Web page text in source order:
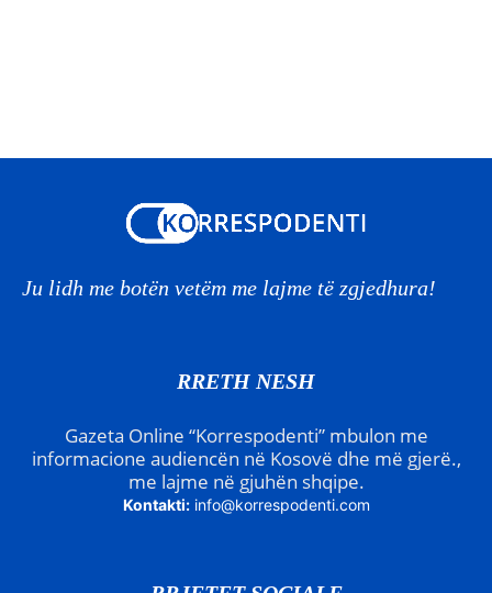
Ju lidh me botën vetëm me lajme të zgjedhura!
RRETH NESH
Gazeta Online “Korrespodenti” mbulon me
informacione audiencën në Kosovë dhe më gjerë.,
me lajme në gjuhën shqipe.
Kontakti: info@korrespodenti.com